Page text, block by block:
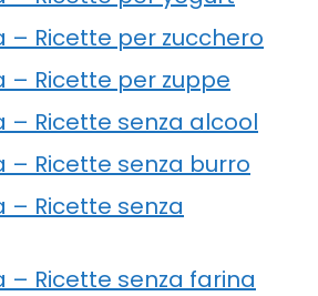
– Ricette per zucchero
– Ricette per zuppe
– Ricette senza alcool
– Ricette senza burro
– Ricette senza
– Ricette senza farina